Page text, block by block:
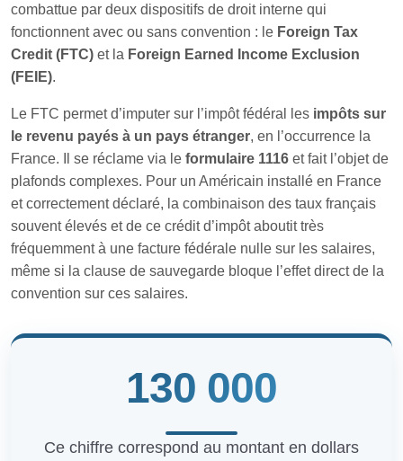
combattue par deux dispositifs de droit interne qui
fonctionnent avec ou sans convention : le Foreign Tax
Credit (FTC) et la Foreign Earned Income Exclusion
(FEIE).
Le FTC permet d’imputer sur l’impôt fédéral les impôts sur
le revenu payés à un pays étranger, en l’occurrence la
France. Il se réclame via le formulaire 1116 et fait l’objet de
plafonds complexes. Pour un Américain installé en France
et correctement déclaré, la combinaison des taux français
souvent élevés et de ce crédit d’impôt aboutit très
fréquemment à une facture fédérale nulle sur les salaires,
même si la clause de sauvegarde bloque l’effet direct de la
convention sur ces salaires.
130 000
Ce chiffre correspond au montant en dollars